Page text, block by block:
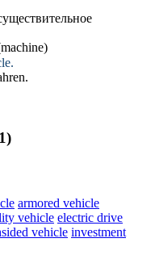
.
armored vehicle
vehicle electric drive
vehicle investment